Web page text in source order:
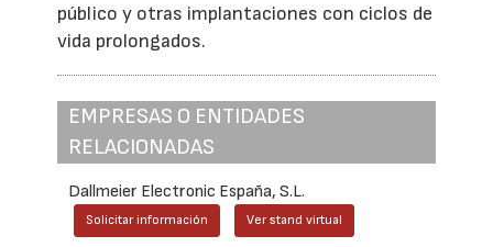
público y otras implantaciones con ciclos de
vida prolongados.
EMPRESAS O ENTIDADES
RELACIONADAS
Dallmeier Electronic España, S.L.
Solicitar información Ver stand virtual